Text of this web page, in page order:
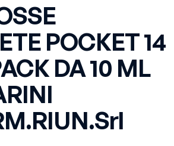
POCKET 14
DA 10 ML